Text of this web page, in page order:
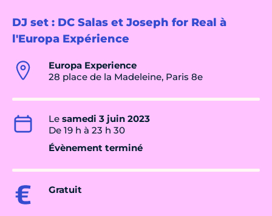
DJ set : DC Salas et Joseph for Real à
l'Europa Expérience
Europa Experience
28 place de la Madeleine, Paris 8e
Le samedi 3 juin 2023
De 19 h à 23 h 30
Évènement terminé
Gratuit